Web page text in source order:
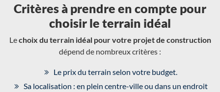
Critères à prendre en compte pour
choisir le terrain idéal
Lechoix du terrain idéal pour votre projet de construction
dépend de nombreux critères :
Le prix du terrain selon votre budget.
Sa localisation : en plein centre-ville ou dans un endroit